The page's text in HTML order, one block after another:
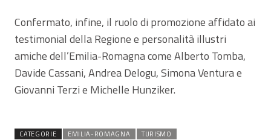
Confermato, infine, il ruolo di promozione affidato ai
testimonial della Regione e personalità illustri
amiche dell’Emilia-Romagna come Alberto Tomba,
Davide Cassani, Andrea Delogu, Simona Ventura e
Giovanni Terzi e Michelle Hunziker.
CATEGORIE EMILIA-ROMAGNA TURISMO